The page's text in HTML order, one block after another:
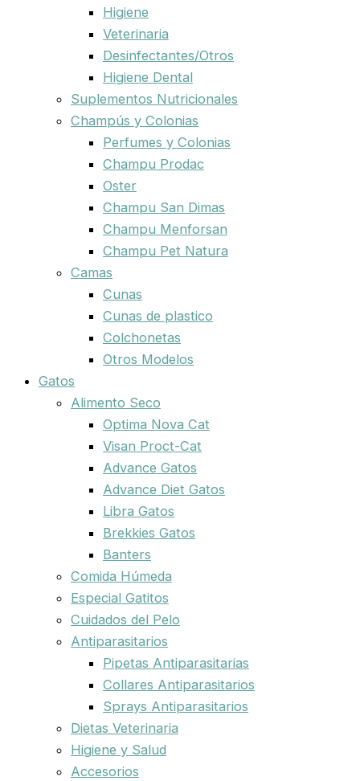
Higiene
Veterinaria
Desinfectantes/Otros
Higiene Dental
Suplementos Nutricionales
Champús y Colonias
Perfumes y Colonias
Champu Prodac
Oster
Champu San Dimas
Champu Menforsan
Champu Pet Natura
Camas
Cunas
Cunas de plastico
Colchonetas
Otros Modelos
Gatos
Alimento Seco
Optima Nova Cat
Visan Proct-Cat
Advance Gatos
Advance Diet Gatos
Libra Gatos
Brekkies Gatos
Banters
Comida Húmeda
Especial Gatitos
Cuidados del Pelo
Antiparasitarios
Pipetas Antiparasitarias
Collares Antiparasitarios
Sprays Antiparasitarios
Dietas Veterinaria
Higiene y Salud
Accesorios